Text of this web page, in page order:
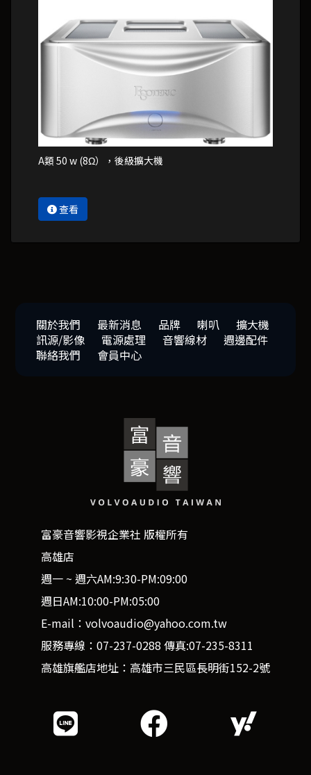
A類 50 w (8Ω），後級擴大機
查看
關於我們 最新消息 品牌 喇叭
擴大機
訊源/影像
電源處理 音響線材
週邊配件
聯絡我們
會員中心
富豪音響影視企業社 版權所有
高雄店
週一 ~ 週六AM:9:30-PM:09:00
週日AM:10:00-PM:05:00
E-mail：volvoaudio@yahoo.com.tw
服務專線：07-237-0288 傳真:07-235-8311
高雄旗艦店地址：高雄市三民區長明街152-2號